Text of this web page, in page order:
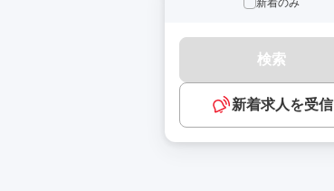
新着のみ
検索
新着求人を受信